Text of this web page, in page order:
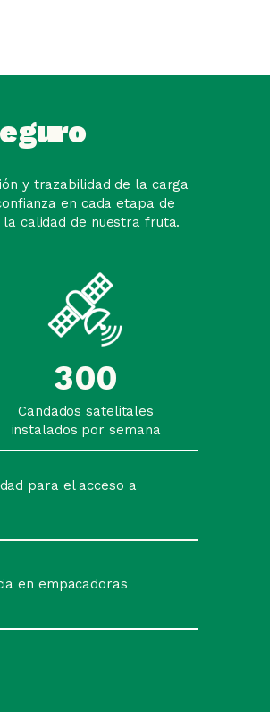
y trazabilidad de la carga
en cada etapa de
calidad de nuestra fruta.
300
Candados satelitales
instalados por semana
para el acceso a
en empacadoras